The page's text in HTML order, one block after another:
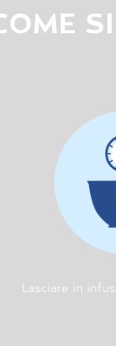
Lasciare in